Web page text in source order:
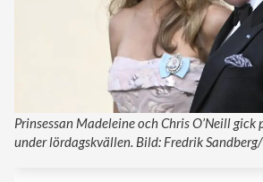
Prinsessan Madeleine och Chris O’Neill gick
under lördagskvällen. Bild: Fredrik